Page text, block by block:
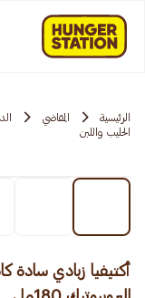
الرئيسية المقاضي
الحليب واللبن
أكتيفيا زبادي سادة